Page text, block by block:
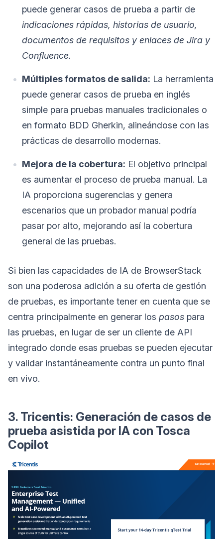
puede generar casos de prueba a partir de
indicaciones rápidas, historias de usuario,
documentos de requisitos y enlaces de Jira y
Confluence.
Múltiples formatos de salida: La herramienta
puede generar casos de prueba en inglés
simple para pruebas manuales tradicionales o
en formato BDD Gherkin, alineándose con las
prácticas de desarrollo modernas.
Mejora de la cobertura: El objetivo principal
es aumentar el proceso de prueba manual. La
IA proporciona sugerencias y genera
escenarios que un probador manual podría
pasar por alto, mejorando así la cobertura
general de las pruebas.
Si bien las capacidades de IA de BrowserStack
son una poderosa adición a su oferta de gestión
de pruebas, es importante tener en cuenta que se
centra principalmente en generar los pasos para
las pruebas, en lugar de ser un cliente de API
integrado donde esas pruebas se pueden ejecutar
y validar instantáneamente contra un punto final
en vivo.
3. Tricentis: Generación de casos de
prueba asistida por IA con Tosca
Copilot